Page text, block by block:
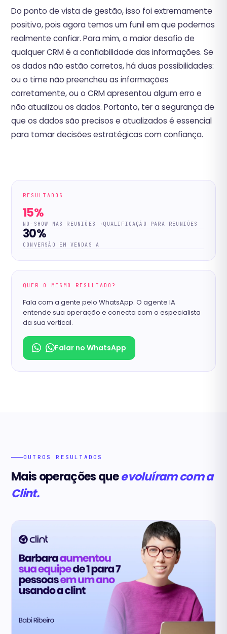
Do ponto de vista de gestão, isso foi extremamente
positivo, pois agora temos um funil em que podemos
realmente confiar. Para mim, o maior desafio de
qualquer CRM é a confiabilidade das informações. Se
os dados não estão corretos, há duas possibilidades:
ou o time não preencheu as informações
corretamente, ou o CRM apresentou algum erro e
não atualizou os dados. Portanto, ter a segurança de
que os dados são precisos e atualizados é essencial
para tomar decisões estratégicas com confiança.
RESULTADOS
15%
NO-SHOW NAS REUNIÕES +QUALIFICAÇÃO PARA REUNIÕES
30%
CONVERSÃO EM VENDAS A
QUER O MESMO RESULTADO?
Fala com a gente pelo WhatsApp. O agente IA
entende sua operação e conecta com o especialista
da sua vertical.
Falar no WhatsApp
OUTROS RESULTADOS
Mais operações queevoluíram com a
Clint.